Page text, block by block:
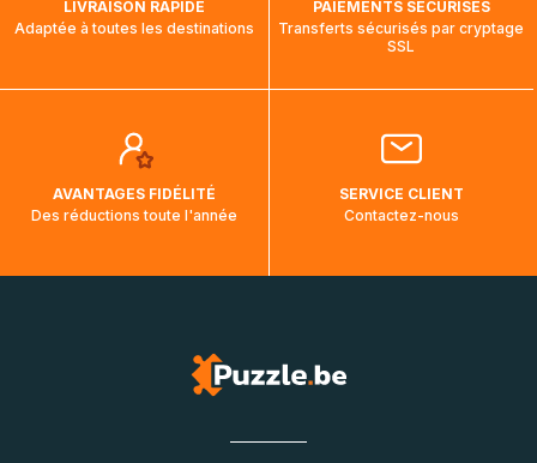
LIVRAISON RAPIDE
Adaptée à toutes les destinations
PAIEMENTS SÉCURISÉS
Transferts sécurisés par cryptage
SSL
AVANTAGES FIDÉLITÉ
Des réductions toute l'année
SERVICE CLIENT
Contactez-nous